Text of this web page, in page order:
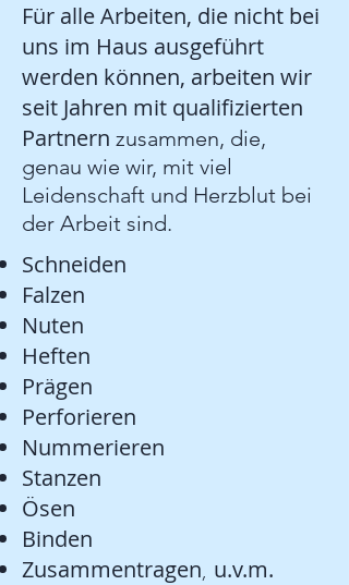
Für alle Arbeiten, die nicht bei
uns im Haus ausgeführt
werden können, arbeiten wir
seit Jahren mit qualifizierten
Partnern ​ zusammen, die,
genau wie wir, mit viel
Leidenschaft und Herzblut bei
der Arbeit sind.
Schneiden
Falzen
Nuten
Heften
Prägen
Perforieren
Nummerieren
Stanzen
Ösen
Binden
Zusammentragen, u.v.m.